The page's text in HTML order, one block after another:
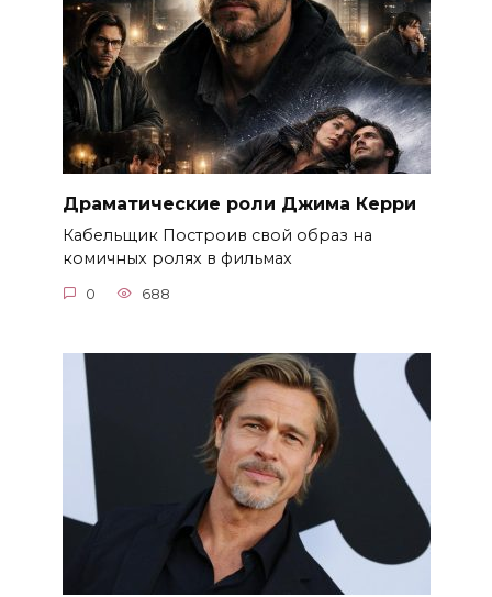
Драматические роли Джима Керри
Кабельщик Построив свой образ на
комичных ролях в фильмах
0 688